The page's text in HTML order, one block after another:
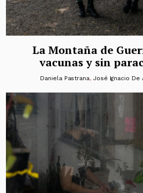
La Montaña de
vacunas y sin
Daniela Pastrana, José Ignacio De